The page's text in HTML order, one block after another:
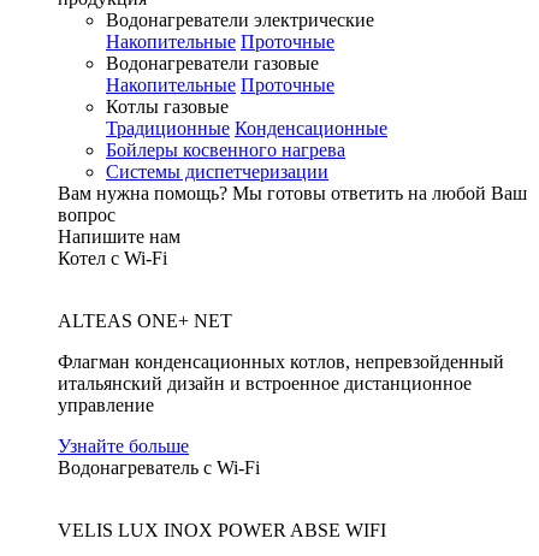
Водонагреватели электрические
Накопительные Проточные
Водонагреватели газовые
Накопительные Проточные
Котлы газовые
Традиционные Конденсационные
Бойлеры косвенного нагрева
Системы диспетчеризации
Вам нужна помощь? Мы готовы ответить на любой Ваш
вопрос
Напишите нам
Котел с Wi-Fi
ALTEAS ONE+ NET
Флагман конденсационных котлов, непревзойденный
итальянский дизайн и встроенное дистанционное
управление
Узнайте больше
Водонагреватель с Wi-Fi
VELIS LUX INOX POWER ABSE WIFI